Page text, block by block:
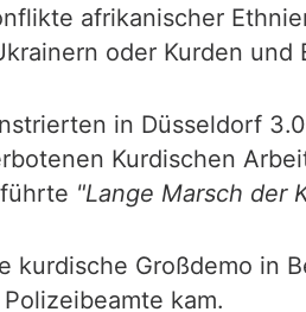
afrikanischer
oder Kurden und
in Düsseldorf
Kurdischen
"Lange Marsch der
kurdische Großdemo in
kam.